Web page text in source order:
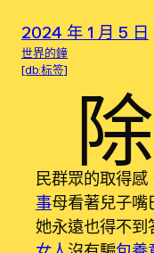
2024 年 1 月 5 日
世界的鐘
[db:标签]
除
民群眾的取得
事母看著兒子嘴
她永遠也得不到